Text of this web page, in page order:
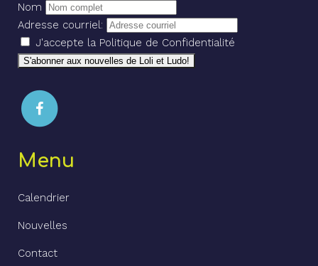
Nom
Adresse courriel:
J'accepte la Politique de Confidentialité
Menu
Calendrier
Nouvelles
Contact